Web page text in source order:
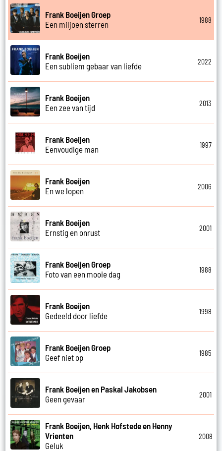
Frank Boeijen Groep
Een miljoen sterren
1988
Frank Boeijen
Een subliem gebaar van liefde
2022
Frank Boeijen
Een zee van tijd
2013
Frank Boeijen
Eenvoudige man
1997
Frank Boeijen
En we lopen
2006
Frank Boeijen
Ernstig en onrust
2001
Frank Boeijen Groep
Foto van een mooie dag
1988
Frank Boeijen
Gedeeld door liefde
1998
Frank Boeijen Groep
Geef niet op
1985
Frank Boeijen en Paskal Jakobsen
Geen gevaar
2001
Frank Boeijen, Henk Hofstede en Henny
Vrienten
Geluk
2008